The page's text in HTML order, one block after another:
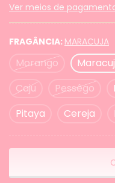
Ver meios de
FRAGÂNCIA: MARACUJA
Morango
Caju
Pessêgo
Pitaya
Cereja